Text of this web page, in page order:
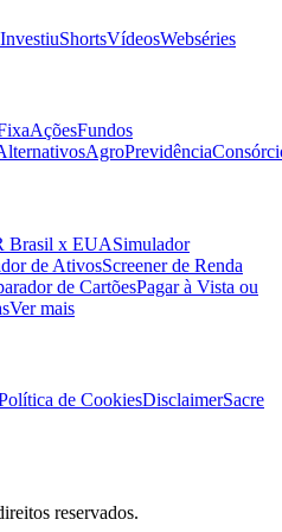
ShortsVídeosWebséries
AçõesFundos
AgroPrevidência
Brasil x EUASimulador
de AtivosScreener de Renda
de CartõesPagar à Vista ou
Ver mais
de CookiesDisclaimerSacre
reservados.